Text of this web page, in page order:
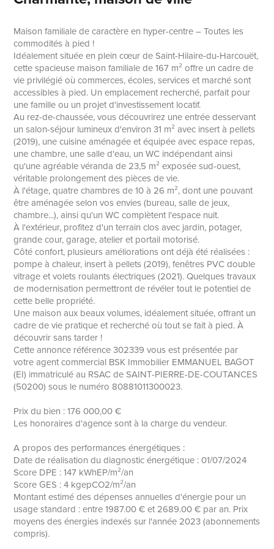
Maison familiale de caractère en hyper-centre – Toutes les
commodités à pied !
Idéalement située en plein cœur de Saint-Hilaire-du-Harcouët,
cette spacieuse maison familiale de 167 m² offre un cadre de
vie privilégié où commerces, écoles, services et marché sont
accessibles à pied. Un emplacement recherché, parfait pour
une famille ou un projet d'investissement locatif.
Au rez-de-chaussée, vous découvrirez une entrée desservant
un salon-séjour lumineux d'environ 31 m² avec insert à pellets
(2019), une cuisine aménagée et équipée avec espace repas,
une chambre, une salle d'eau, un WC indépendant ainsi
qu'une agréable véranda de 23,5 m² exposée sud-ouest,
véritable prolongement des pièces de vie.
À l'étage, quatre chambres de 10 à 26 m², dont une pouvant
être aménagée selon vos envies (bureau, salle de jeux,
chambre...), ainsi qu'un WC complètent l'espace nuit.
À l'extérieur, profitez d'un terrain clos avec jardin, potager,
grande cour, garage, atelier et portail motorisé.
Côté confort, plusieurs améliorations ont déjà été réalisées :
pompe à chaleur, insert à pellets (2019), fenêtres PVC double
vitrage et volets roulants électriques (2021). Quelques travaux
de modernisation permettront de révéler tout le potentiel de
cette belle propriété.
Une maison aux beaux volumes, idéalement située, offrant un
cadre de vie pratique et recherché où tout se fait à pied. À
découvrir sans tarder !
Cette annonce référence 302339 vous est présentée par
votre agent commercial BSK Immobilier EMMANUEL BAGOT
(EI) immatriculé au RSAC de SAINT-PIERRE-DE-COUTANCES
(50200) sous le numéro 80881011300023.
Prix du bien : 176 000,00 €
Les honoraires d'agence sont à la charge du vendeur.
A propos des performances énergétiques :
Date de réalisation du diagnostic énergétique : 01/07/2024
Score DPE : 147 kWhEP/m²/an
Score GES : 4 kgepCO2/m²/an
Montant estimé des dépenses annuelles d'énergie pour un
usage standard : entre 1987.00 € et 2689.00 € par an. Prix
moyens des énergies indexés sur l'année 2023 (abonnements
compris).